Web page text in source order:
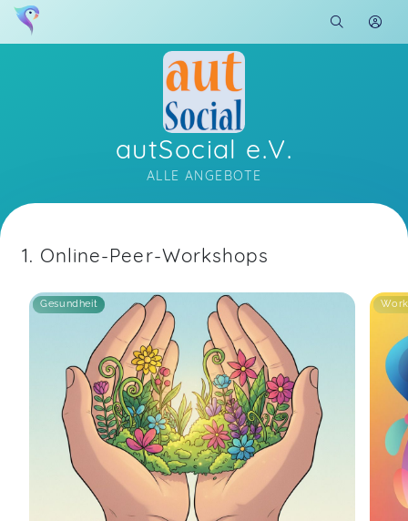
autSocial e.V.
ALLE ANGEBOTE
Soon you will learn more about me here...
1. Online-Peer-Workshops
Gesundheit